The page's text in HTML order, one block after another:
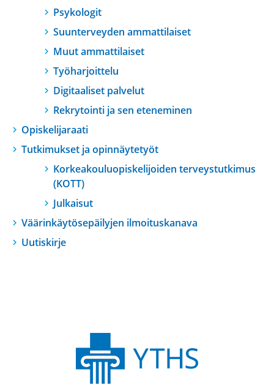
Psykologit
Suunterveyden ammattilaiset
Muut ammattilaiset
Työharjoittelu
Digitaaliset palvelut
Rekrytointi ja sen eteneminen
Opiskelijaraati
Tutkimukset ja opinnäytetyöt
Korkeakouluopiskelijoiden terveystutkimus
(KOTT)
Julkaisut
Väärinkäytösepäilyjen ilmoituskanava
Uutiskirje